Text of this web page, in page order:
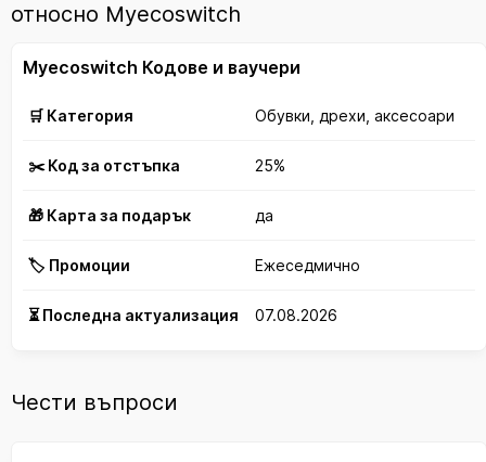
относно Myecoswitch
Myecoswitch Кодове и ваучери
🛒 Категория Обувки, дрехи, аксесоари
✂️ Код за отстъпка 25%
🎁 Карта за подарък да
🏷️ Промоции Ежеседмично
⏳ Последна актуализация 07.08.2026
Чести въпроси